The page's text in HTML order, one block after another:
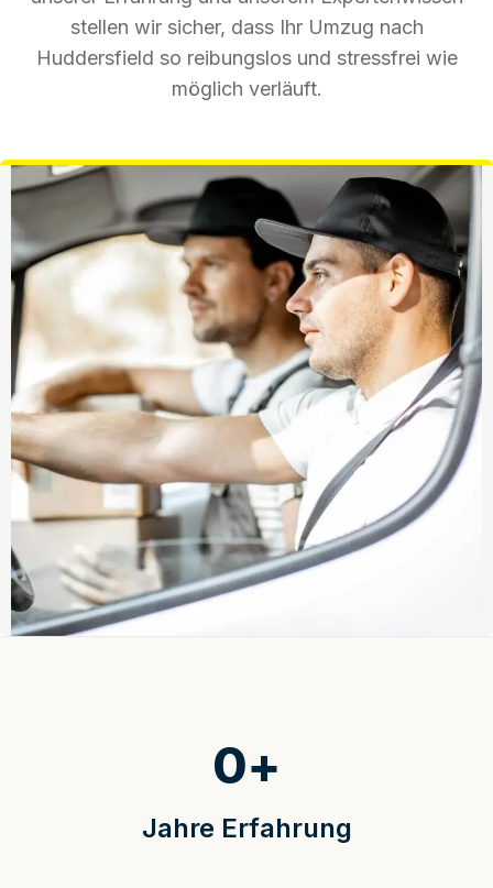
stellen wir sicher, dass Ihr Umzug nach
Huddersfield so reibungslos und stressfrei wie
möglich verläuft.
Jahre Erfahrung
0+